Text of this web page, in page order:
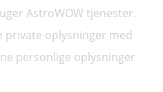
AstroWOW tjenester.
oplysninger med
personlige oplysninger